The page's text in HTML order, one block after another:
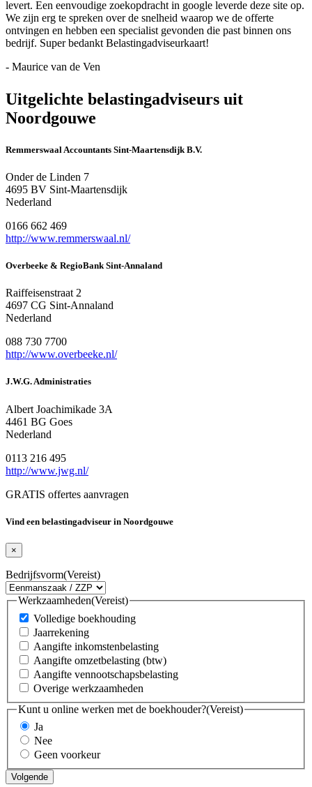
levert. Een eenvoudige zoekopdracht in google leverde deze site op.
We zijn erg te spreken over de snelheid waarop we de offerte
ontvingen en hebben een specialist gevonden die past binnen ons
bedrijf. Super bedankt Belastingadviseurkaart!
- Maurice van de Ven
Uitgelichte belastingadviseurs uit
Noordgouwe
Remmerswaal Accountants Sint-Maartensdijk B.V.
Onder de Linden 7
4695 BV Sint-Maartensdijk
Nederland
0166 662 469
http://www.remmerswaal.nl/
Overbeeke & RegioBank Sint-Annaland
Raiffeisenstraat 2
4697 CG Sint-Annaland
Nederland
088 730 7700
http://www.overbeeke.nl/
J.W.G. Administraties
Albert Joachimikade 3A
4461 BG Goes
Nederland
0113 216 495
http://www.jwg.nl/
GRATIS offertes aanvragen
Vind een belastingadviseur in Noordgouwe
×
Bedrijfsvorm(Vereist)
Werkzaamheden(Vereist)
Volledige boekhouding
Jaarrekening
Aangifte inkomstenbelasting
Aangifte omzetbelasting (btw)
Aangifte vennootschapsbelasting
Overige werkzaamheden
Kunt u online werken met de boekhouder?(Vereist)
Ja
Nee
Geen voorkeur